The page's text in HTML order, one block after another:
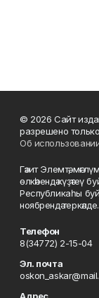
© 2026 Сайт
разрешено
Об
Гәзит Элемтә,
өлкәһендә
Республикаһы
ноябрендә
Телефон
8(34772) 2-15-04
Эл. почта